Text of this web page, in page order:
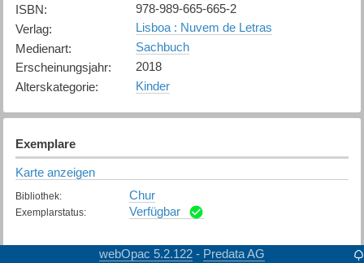
ISBN:
978-989-665-665-2
Verlag:
Lisboa : Nuvem de Letras
Medienart:
Sachbuch
Erscheinungsjahr:
2018
Alterskategorie: Kinder
Exemplare
Karte anzeigen
Bibliothek: Chur
Exemplarstatus: Verfügbar
webOpac 5.2.122 - Predata AG